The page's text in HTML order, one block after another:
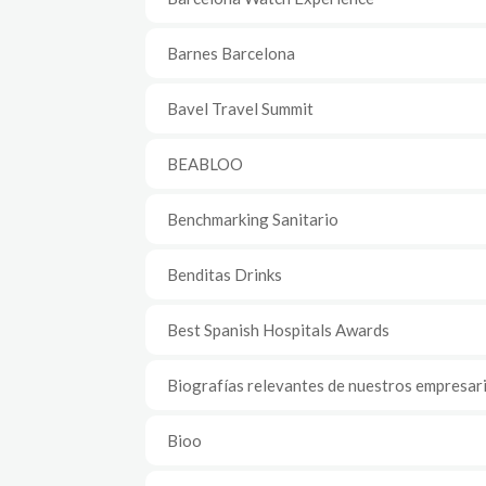
Barnes Barcelona
Bavel Travel Summit
BEABLOO
Benchmarking Sanitario
Benditas Drinks
Best Spanish Hospitals Awards
Biografías relevantes de nuestros
Bioo